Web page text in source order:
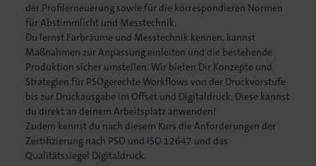
der Profilerneuerung sowie für die korrespondieren Normen
für Abstimmlicht und Messtechnik.
Du lernst Farbräume und Messtechnik kennen, kannst
Maßnahmen zur Anpassung einleiten und die bestehende
Produktion sicher umstellen. Wir bieten Dir Konzepte und
Strategien für PSOgerechte Workflows von der Druckvorstufe
bis zur Druckausgabe im Offset und Digitaldruck. Diese kannst
du direkt an deinem Arbeitsplatz anwenden!
Zudem kennst du nach diesem Kurs die Anforderungen der
Zertifizierung nach PSO und ISO 12647 und das
Qualitätssiegel Digitaldruck.